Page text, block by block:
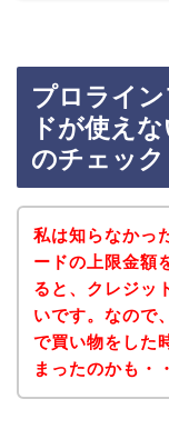
プロライ
ドが使え
のチェック
私は知らなかっ
ードの上限金額
ると、クレジッ
いです。なので
で買い物をした
まったのかも・